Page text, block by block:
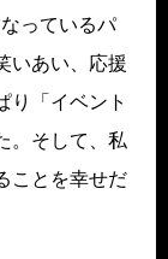
っているパ
いあい、応援
り「イベント
。そして、私
ことを幸せだ